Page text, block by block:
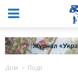
Дом Події